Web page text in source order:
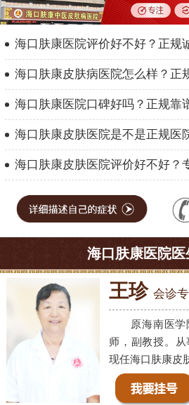
海口肤康医院评价好不好？正规
海口肤康皮肤病医院怎么样？正
海口肤康医院口碑好吗？正规靠
海口肤康皮肤医院是不是正规医
海口肤康皮肤医院评价好不好？
海口肤康医院医
王珍 会诊
原海南医
师，副教授。从
现任海口肤康皮